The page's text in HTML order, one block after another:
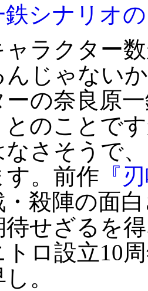
鉄シナリオ
ラクター数
んじゃない
ーの奈良原
とのことで
なさそうで
す。前作 『
・殺陣の面
待せざるを
トロ設立10
。